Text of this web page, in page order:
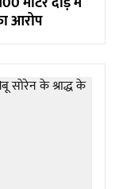
आरोप